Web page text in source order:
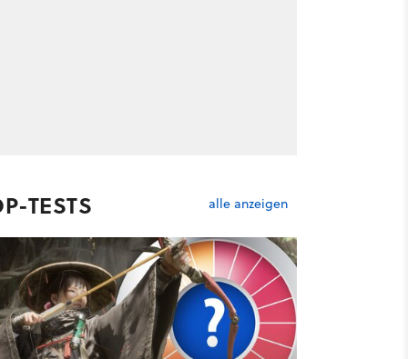
TESTS alle anzeigen